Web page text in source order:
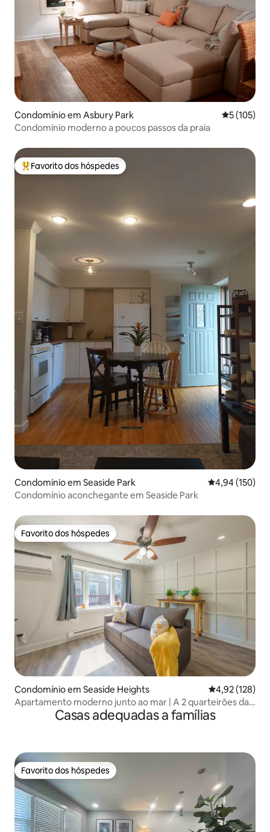
Condomínio em Asbury Park
5 (105)
Condomínio moderno a poucos passos da praia
Favoritos dos hóspedes mais apreciados
Favorito dos hóspedes
Condomínio em Seaside Park Classificação
4,94 (150)
Condomínio aconchegante em Seaside Park
Favorito dos hóspedes
Favorito dos hóspedes
Condomínio em Seaside Heights Classificação
4,92 (128)
Apartamento moderno junto ao mar | A 2 quarteirões da
praia + estacionamento
Casas adequadas a famílias
Favorito dos hóspedes
Favorito dos hóspedes